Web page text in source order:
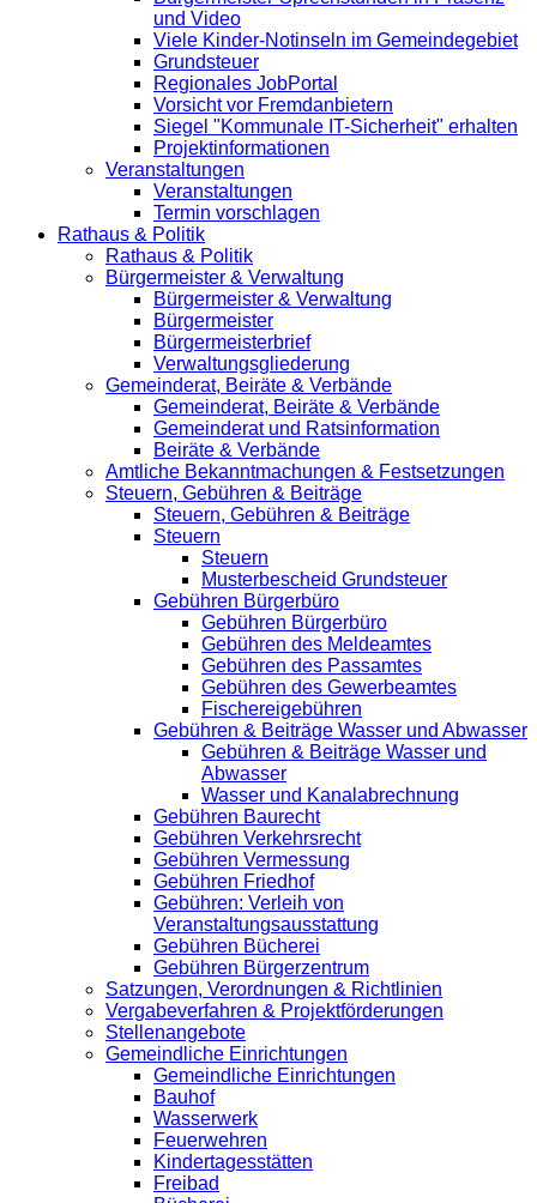
und Video
Viele Kinder-Notinseln im Gemeindegebiet
Grundsteuer
Regionales JobPortal
Vorsicht vor Fremdanbietern
Siegel "Kommunale IT-Sicherheit" erhalten
Projektinformationen
Veranstaltungen
Veranstaltungen
Termin vorschlagen
Rathaus & Politik
Rathaus & Politik
Bürgermeister & Verwaltung
Bürgermeister & Verwaltung
Bürgermeister
Bürgermeisterbrief
Verwaltungsgliederung
Gemeinderat, Beiräte & Verbände
Gemeinderat, Beiräte & Verbände
Gemeinderat und Ratsinformation
Beiräte & Verbände
Amtliche Bekanntmachungen & Festsetzungen
Steuern, Gebühren & Beiträge
Steuern, Gebühren & Beiträge
Steuern
Steuern
Musterbescheid Grundsteuer
Gebühren Bürgerbüro
Gebühren Bürgerbüro
Gebühren des Meldeamtes
Gebühren des Passamtes
Gebühren des Gewerbeamtes
Fischereigebühren
Gebühren & Beiträge Wasser und Abwasser
Gebühren & Beiträge Wasser und
Abwasser
Wasser und Kanalabrechnung
Gebühren Baurecht
Gebühren Verkehrsrecht
Gebühren Vermessung
Gebühren Friedhof
Gebühren: Verleih von
Veranstaltungsausstattung
Gebühren Bücherei
Gebühren Bürgerzentrum
Satzungen, Verordnungen & Richtlinien
Vergabeverfahren & Projektförderungen
Stellenangebote
Gemeindliche Einrichtungen
Gemeindliche Einrichtungen
Bauhof
Wasserwerk
Feuerwehren
Kindertagesstätten
Freibad